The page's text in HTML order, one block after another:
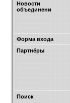
Новости
объединени
Форма входа
Партнёры
Поиск